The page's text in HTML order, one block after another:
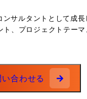
サービス企画・事業
ー
テム刷新に向けた業
サルタントとして成
、プロジェクトテー
合わせる